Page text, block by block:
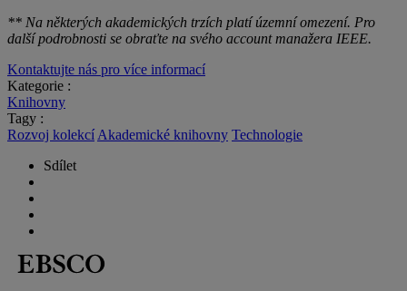
** Na některých akademických trzích platí územní omezení. Pro
další podrobnosti se obraťte na svého account manažera IEEE.
Kontaktujte nás pro více informací
Kategorie :
Knihovny
Tagy :
Rozvoj kolekcí Akademické knihovny Technologie
Sdílet